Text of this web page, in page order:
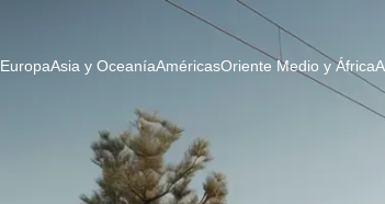
EuropaAsia y OceaníaAméricasOriente Medio y África